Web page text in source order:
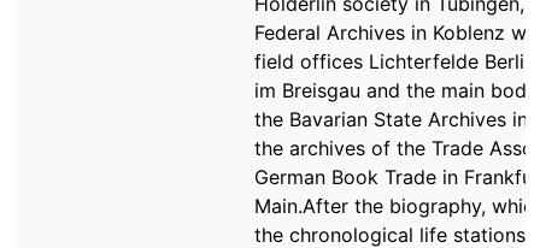
Federal Archives in Koblenz
field offices Lichterfelde
im Breisgau and the main
the Bavarian State Archives in
the archives of the Trade
German Book Trade in
Main.After the biography,
the chronological life stations